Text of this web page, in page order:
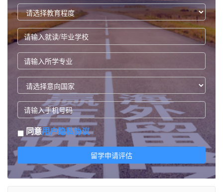
同意用户隐私协议
留学申请评估